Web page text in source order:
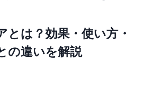
とは？効果・使い方・
の違いを解説